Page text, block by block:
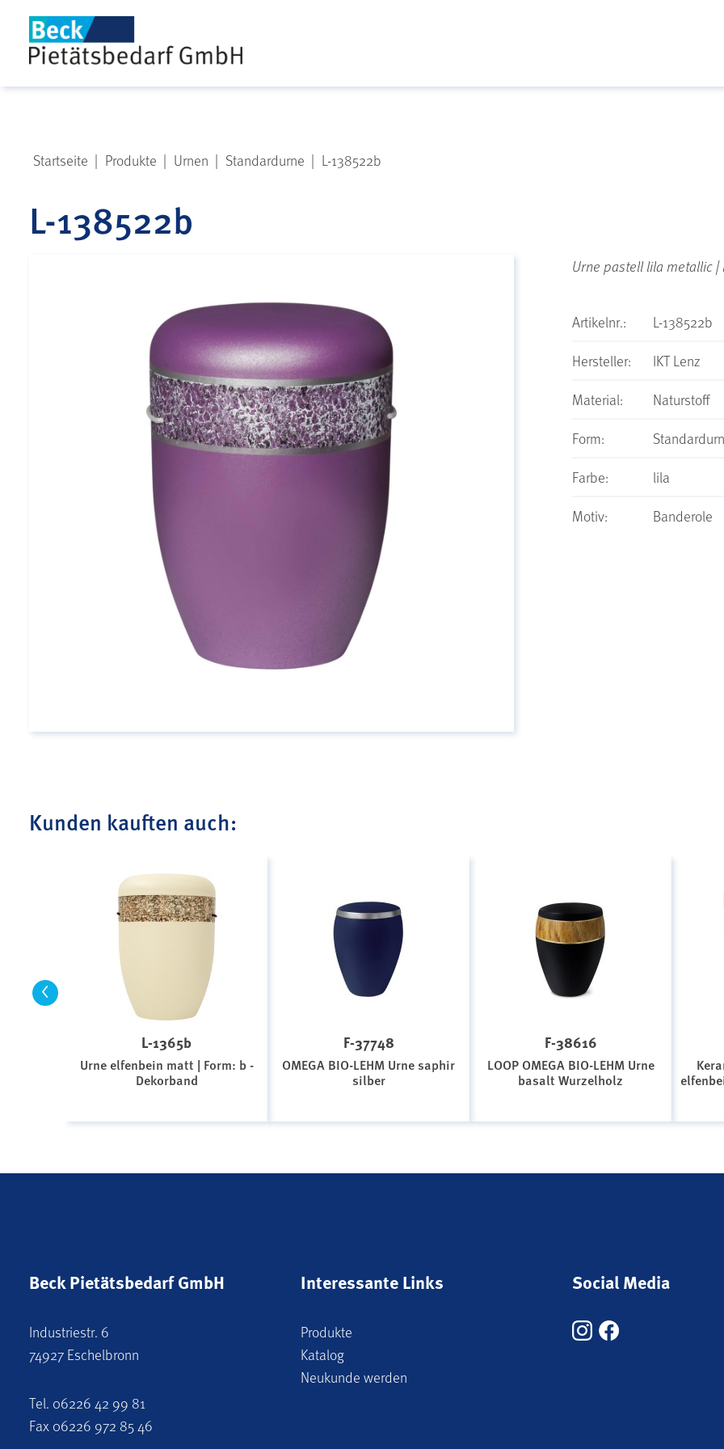
Startseite | Produkte | Urnen | Standardurne | L-138522b
L-138522b
Urne pastell lila metallic
Artikelnr.:
L-138522b
Hersteller:
IKT Lenz
Material:
Naturstoff
Form:
Farbe:
lila
Motiv:
Banderole
Kunden kauften auch:
<
L-1365b
Urne elfenbein matt | Form: b -
Dekorband
F-37748
OMEGA BIO-LEHM Urne saphir
silber
F-38616
LOOP OMEGA BIO-LEHM Urne
basalt Wurzelholz
Beck Pietätsbedarf GmbH
Industriestr. 6
74927 Eschelbronn
Tel. 06226 42 99 81
Fax 06226 972 85 46
Interessante Links
Produkte
Katalog
Neukunde werden
Social Media